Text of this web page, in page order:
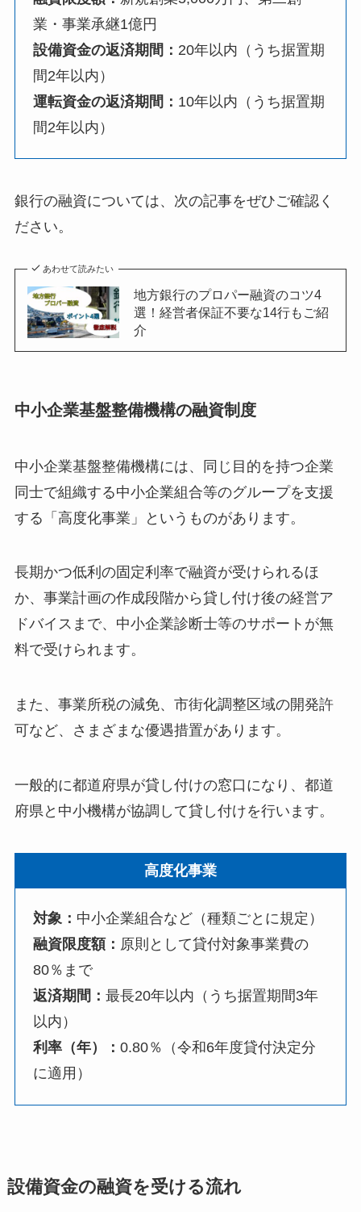
業・事業承継1億円
設備資金の返済期間： 20年以内（うち据置期
間2年以内）
運転資金の返済期間： 10年以内（うち据置期
間2年以内）
銀行の融資については、次の記事をぜひご確認く
ださい。
あわせて読みたい
地方銀行のプロパー融資のコツ4
選！経営者保証不要な14行もご紹
介
中小企業基盤整備機構の融資制度
中小企業基盤整備機構には、同じ目的を持つ企業
同士で組織する中小企業組合等のグループを支援
する「高度化事業」というものがあります。
長期かつ低利の固定利率で融資が受けられるほ
か、事業計画の作成段階から貸し付け後の経営ア
ドバイスまで、中小企業診断士等のサポートが無
料で受けられます。
また、事業所税の減免、市街化調整区域の開発許
可など、さまざまな優遇措置があります。
一般的に都道府県が貸し付けの窓口になり、都道
府県と中小機構が協調して貸し付けを行います。
高度化事業
対象： 中小企業組合など（種類ごとに規定）
融資限度額： 原則として貸付対象事業費の
80％まで
返済期間：最長20年以内（うち据置期間3年
以内）
利率（年）：0.80％（令和6年度貸付決定分
に適用）
設備資金の融資を受ける流れ